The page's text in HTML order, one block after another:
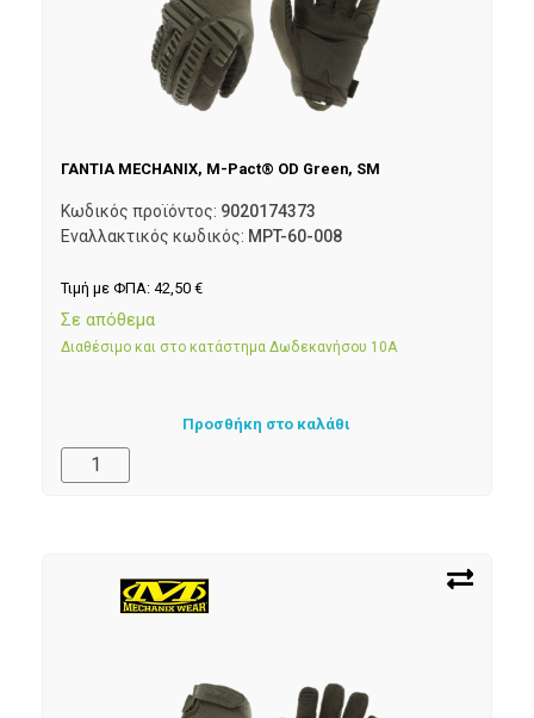
ΓΑΝΤΙΑ MECHANIX, M-Pact® OD Green, SM
Κωδικός προϊόντος: 9020174373
Εναλλακτικός κωδικός: MPT-60-008
Τιμή με ΦΠΑ: 42,50 €
Σε απόθεμα
Διαθέσιμο και στο κατάστημα Δωδεκανήσου 10Α
Προσθήκη στο καλάθι